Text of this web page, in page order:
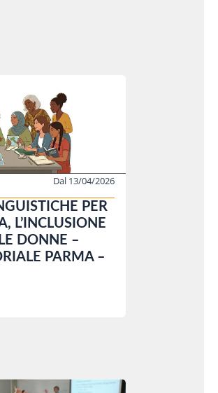
Dal 13/04/2026
PER
L’INCLUSIONE
DONNE –
PARMA –